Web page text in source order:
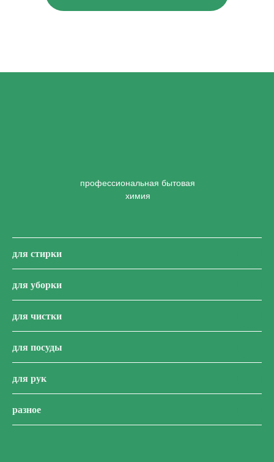
профессиональная бытовая
химия
для стирки
для уборки
для чистки
для посуды
для рук
разное